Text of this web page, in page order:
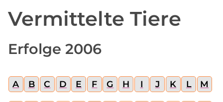
Vermittelte Tiere
Erfolge 2006
A B C D E F G H I J K L M